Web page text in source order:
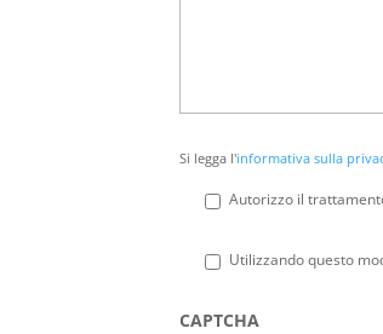
Si
legga
l'informativa
Si legga l'informativa sulla
Autorizzo il
Privacy *
Utilizzando questo
CAPTCHA